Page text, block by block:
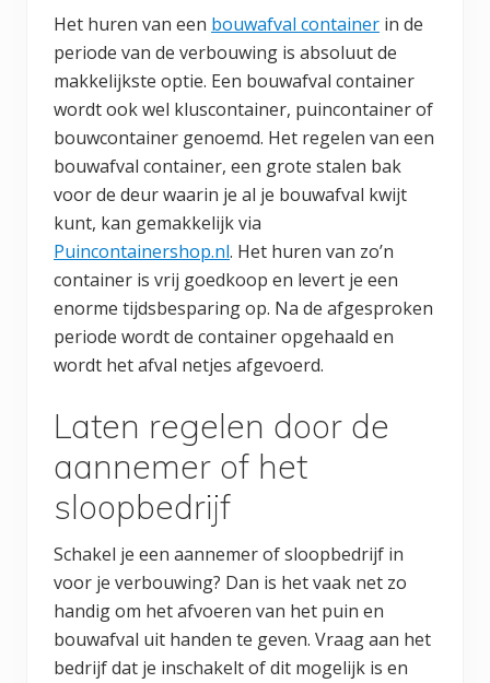
Het huren van een bouwafval container in de
periode van de verbouwing is absoluut de
makkelijkste optie. Een bouwafval container
wordt ook wel kluscontainer, puincontainer of
bouwcontainer genoemd. Het regelen van een
bouwafval container, een grote stalen bak
voor de deur waarin je al je bouwafval kwijt
kunt, kan gemakkelijk via
Puincontainershop.nl. Het huren van zo’n
container is vrij goedkoop en levert je een
enorme tijdsbesparing op. Na de afgesproken
periode wordt de container opgehaald en
wordt het afval netjes afgevoerd.
Laten regelen door de
aannemer of het
sloopbedrijf
Schakel je een aannemer of sloopbedrijf in
voor je verbouwing? Dan is het vaak net zo
handig om het afvoeren van het puin en
bouwafval uit handen te geven. Vraag aan het
bedrijf dat je inschakelt of dit mogelijk is en